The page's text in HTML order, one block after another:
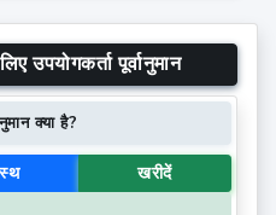
उपयोगकर्ता पूर्वानुमान
क्या है?
खरीदें